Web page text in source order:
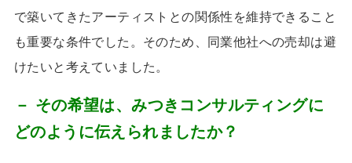
で築いてきたアーティストとの関係性を維持できること
も重要な条件でした。そのため、同業他社への売却は避
けたいと考えていました。
－ その希望は、みつきコンサルティングに
どのように伝えられましたか？